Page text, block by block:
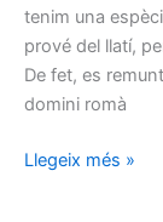
tenim una
prové del llatí,
De fet, es
domini romà
Taxus:
Llegeix més »